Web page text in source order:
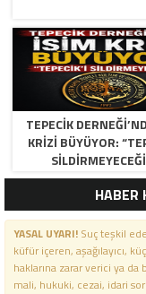
TEPECİK
KRİZİ BÜYÜYOR:
HABER
YASAL UYARI!Suç teşkil
küfür içeren, aşağılayıcı,
haklarına zarar verici ya
mali, hukuki, cezai, idari